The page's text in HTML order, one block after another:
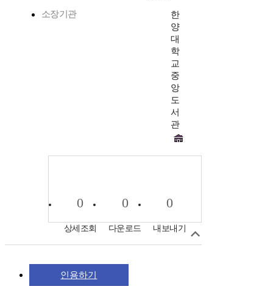
소장기관
한
양
대
학
교
중
앙
도
서
관
0
상세조회
0
다운로드
0
내보내기
인용하기